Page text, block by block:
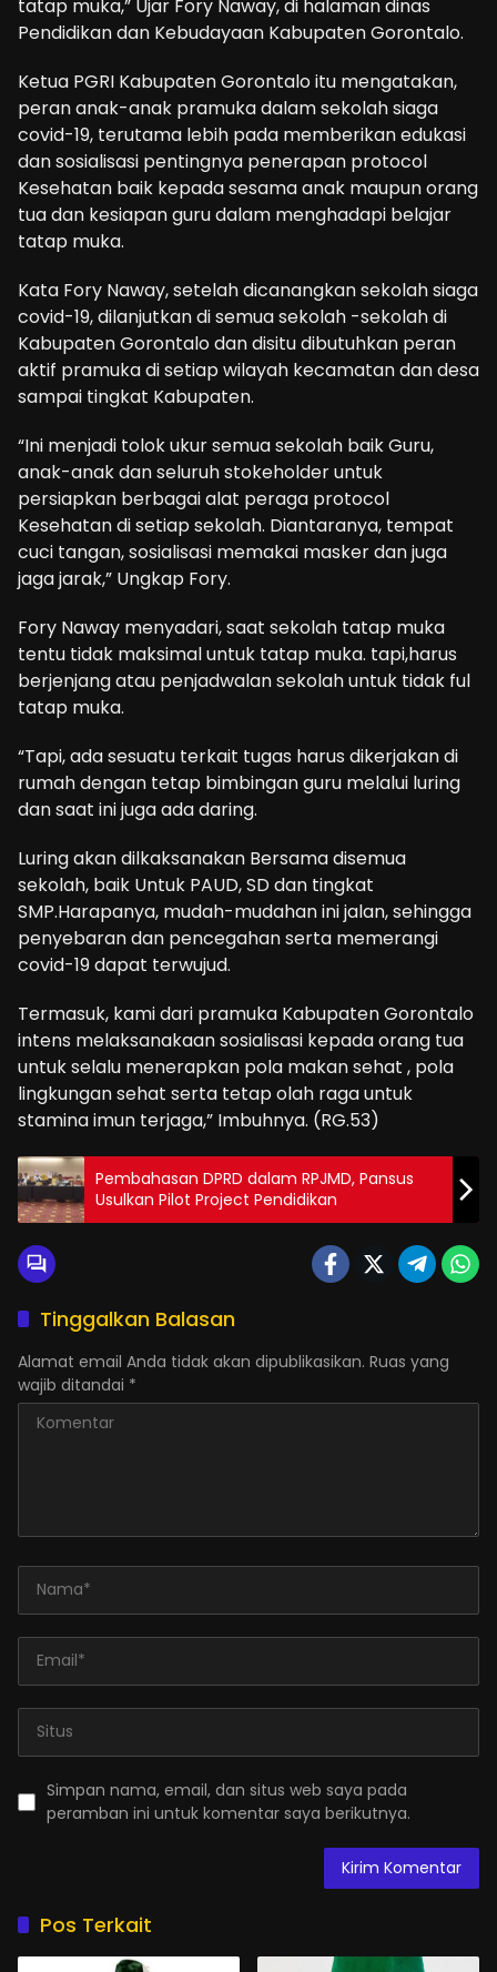
tatap muka,” Ujar Fory Naway, di halaman dinas
Pendidikan dan Kebudayaan Kabupaten Gorontalo.
Ketua PGRI Kabupaten Gorontalo itu mengatakan,
peran anak-anak pramuka dalam sekolah siaga
covid-19, terutama lebih pada memberikan edukasi
dan sosialisasi pentingnya penerapan protocol
Kesehatan baik kepada sesama anak maupun orang
tua dan kesiapan guru dalam menghadapi belajar
tatap muka.
Kata Fory Naway, setelah dicanangkan sekolah siaga
covid-19, dilanjutkan di semua sekolah -sekolah di
Kabupaten Gorontalo dan disitu dibutuhkan peran
aktif pramuka di setiap wilayah kecamatan dan desa
sampai tingkat Kabupaten.
“Ini menjadi tolok ukur semua sekolah baik Guru,
anak-anak dan seluruh stokeholder untuk
persiapkan berbagai alat peraga protocol
Kesehatan di setiap sekolah. Diantaranya, tempat
cuci tangan, sosialisasi memakai masker dan juga
jaga jarak,” Ungkap Fory.
Fory Naway menyadari, saat sekolah tatap muka
tentu tidak maksimal untuk tatap muka. tapi,harus
berjenjang atau penjadwalan sekolah untuk tidak ful
tatap muka.
“Tapi, ada sesuatu terkait tugas harus dikerjakan di
rumah dengan tetap bimbingan guru melalui luring
dan saat ini juga ada daring.
Luring akan dilkaksanakan Bersama disemua
sekolah, baik Untuk PAUD, SD dan tingkat
SMP.Harapanya, mudah-mudahan ini jalan, sehingga
penyebaran dan pencegahan serta memerangi
covid-19 dapat terwujud.
Termasuk, kami dari pramuka Kabupaten Gorontalo
intens melaksanakaan sosialisasi kepada orang tua
untuk selalu menerapkan pola makan sehat , pola
lingkungan sehat serta tetap olah raga untuk
stamina imun terjaga,” Imbuhnya. (RG.53)
Pembahasan DPRD dalam RPJMD, Pansus
Usulkan Pilot Project Pendidikan
Tinggalkan Balasan
Alamat email Anda tidak akan dipublikasikan. Ruas yang
wajib ditandai *
Simpan nama, email, dan situs web saya pada
peramban ini untuk komentar saya berikutnya.
Pos Terkait